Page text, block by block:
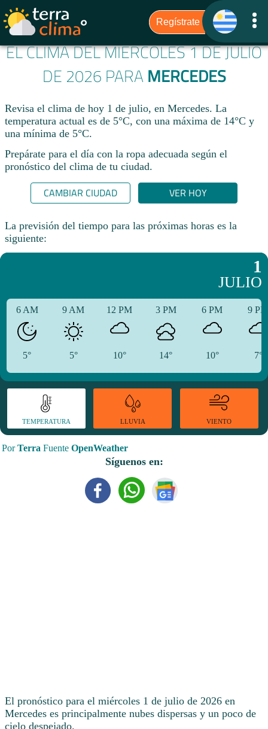
EL CLIMA DEL MIÉRCOLES 1 DE JULIO
DE 2026 PARA MERCEDES
Revisa el clima de hoy 1 de julio, en Mercedes. La
temperatura actual es de 5°C, con una máxima de 14°C y
una mínima de 5°C.​
Prepárate para el día con la ropa adecuada según el
pronóstico del clima de tu ciudad.​
CAMBIAR CIUDAD VER HOY
La previsión del tiempo para las próximas horas es la
siguiente:
1
JULIO
6 AM
5°
9 AM
5°
12 PM
10°
3 PM
14°
6 PM
10°
9
7°
TEMPERATURA LLUVIA VIENTO
PorTerra Fuente OpenWeather
Síguenos en:
El pronóstico para el miércoles 1 de julio de 2026 en
Mercedes es principalmente nubes dispersas y un poco de
cielo despejado.